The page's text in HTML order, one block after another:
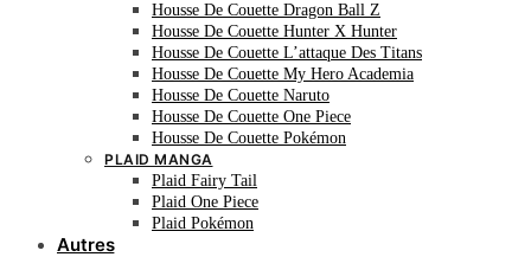
Housse De Couette Dragon Ball Z
Housse De Couette Hunter X Hunter
Housse De Couette L’attaque Des Titans
Housse De Couette My Hero Academia
Housse De Couette Naruto
Housse De Couette One Piece
Housse De Couette Pokémon
PLAID MANGA
Plaid Fairy Tail
Plaid One Piece
Plaid Pokémon
Autres